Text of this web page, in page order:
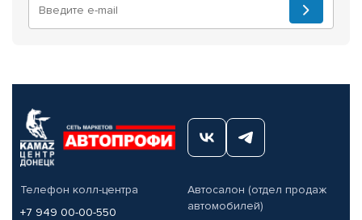
Телефон колл-центра
+7 949 00-00-550
Автосалон (отдел продаж
автомобилей)